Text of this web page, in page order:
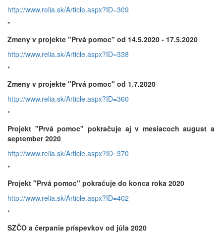
http://www.relia.sk/Article.aspx?ID=309
*
Zmeny v projekte "Prvá pomoc" od 14.5.2020 - 17.5.2020
http://www.relia.sk/Article.aspx?ID=338
*
Zmeny v projekte "Prvá pomoc" od 1.7.2020
http://www.relia.sk/Article.aspx?ID=360
*
Projekt "Prvá pomoc" pokračuje aj v mesiacoch august a
september 2020
http://www.relia.sk/Article.aspx?ID=370
*
Projekt "Prvá pomoc" pokračuje do konca roka 2020
http://www.relia.sk/Article.aspx?ID=402
*
SZČO a čerpanie príspevkov od júla 2020